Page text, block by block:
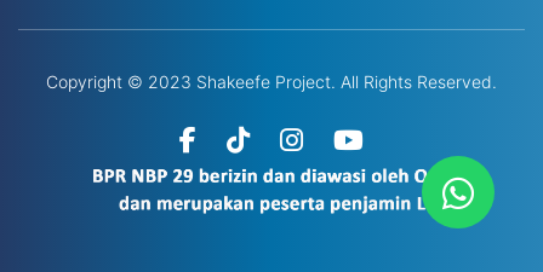
Copyright © 2023 Shakeefe Project. All Rights Reserved.